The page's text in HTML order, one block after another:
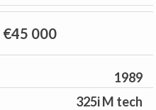
€45 000
1989
325i M tech